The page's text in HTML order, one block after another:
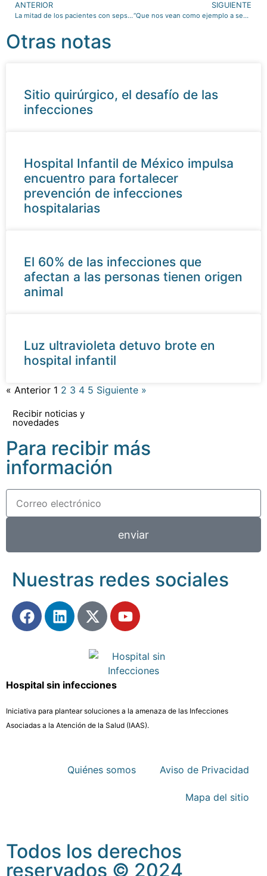
ANTERIOR
La mitad de los pacientes con sepsis desencadenan lesión renal aguda
SIGUIENTE
“Que nos vean como ejemplo a seguir”: especialistas de calidad en salud
Otras notas
Sitio quirúrgico, el desafío de las
infecciones
Hospital Infantil de México impulsa
encuentro para fortalecer
prevención de infecciones
hospitalarias
El 60% de las infecciones que
afectan a las personas tienen origen
animal
Luz ultravioleta detuvo brote en
hospital infantil
« Anterior 1 2 3 4 5 Siguiente »
Recibir noticias y
novedades
Para recibir más
información
enviar
Nuestras redes sociales
Hospital sin infecciones
Iniciativa para plantear soluciones a la amenaza de las Infecciones
Asociadas a la Atención de la Salud (IAAS).​
Quiénes somos Aviso de Privacidad
Mapa del sitio
Todos los derechos
reservados © 2024